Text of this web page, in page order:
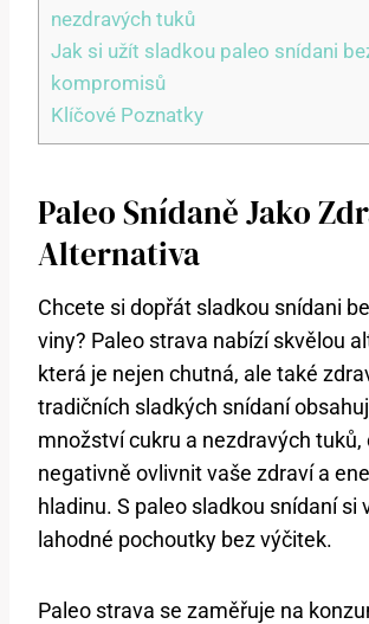
nezdravých tuků
Jak si užít sladkou paleo snídani
kompromisů
Klíčové Poznatky
Paleo Snídaně Jako
Alternativa
Chcete si dopřát sladkou snídani
viny? Paleo strava nabízí skvělou
která je nejen chutná, ale také
tradičních sladkých snídaní
množství cukru a nezdravých tuků,
negativně ovlivnit vaše zdraví a
hladinu. S paleo sladkou snídaní si
lahodné pochoutky bez výčitek.
Paleo strava se zaměřuje na